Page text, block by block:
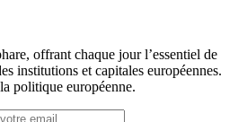
offrant chaque jour l’essentiel de
institutions et capitales européennes.
politique européenne.